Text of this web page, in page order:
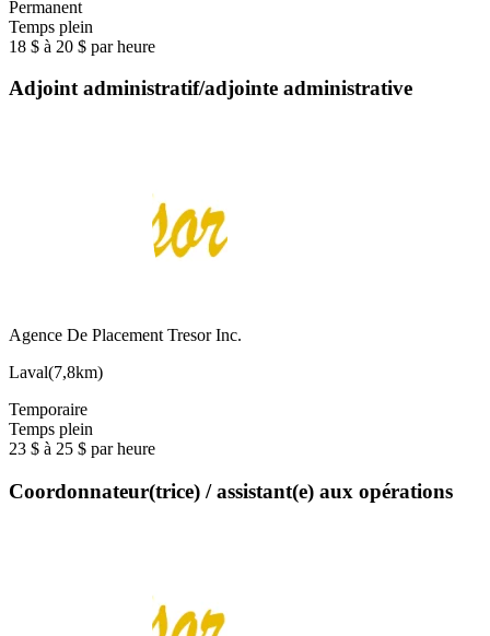
Permanent
Temps plein
18 $ à 20 $ par heure
Adjoint administratif/adjointe administrative
Agence De Placement Tresor Inc.
Laval(7,8km)
Temporaire
Temps plein
23 $ à 25 $ par heure
Coordonnateur(trice) / assistant(e) aux opérations